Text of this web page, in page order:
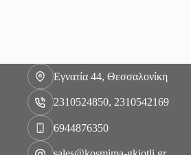
Εγνατία 44, Θεσσαλονίκη
2310524850, 2310542169
6944876350